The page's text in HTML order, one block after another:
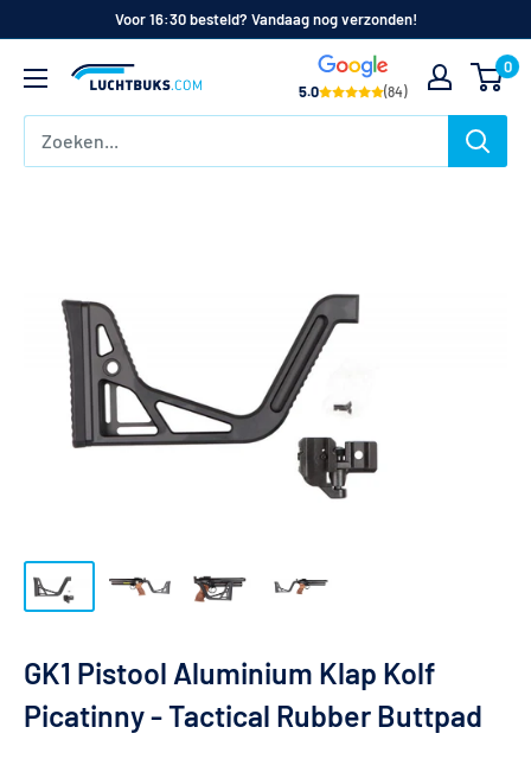
inhoud
Voor 16:30 besteld? Vandaag nog verzonden!
Luchtbuks.com
5.0 (84)
0
GK1 Pistool Aluminium Klap Kolf
Picatinny - Tactical Rubber Buttpad